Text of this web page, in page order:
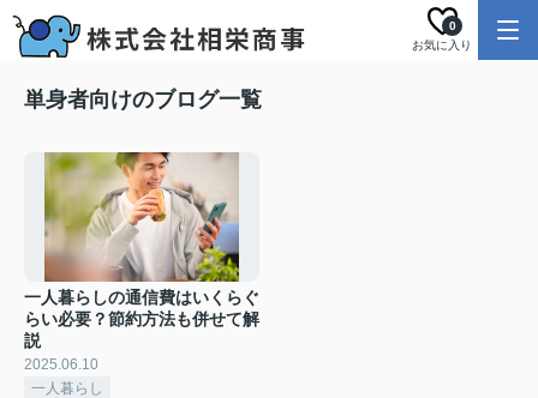
お気に入り
0
単身者向けのブログ一覧
一人暮らしの通信費はいくらぐ
らい必要？節約方法も併せて解
説
2025.06.10
一人暮らし